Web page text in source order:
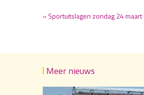
« Sportuitslagen zondag 24 maart
Meer nieuws